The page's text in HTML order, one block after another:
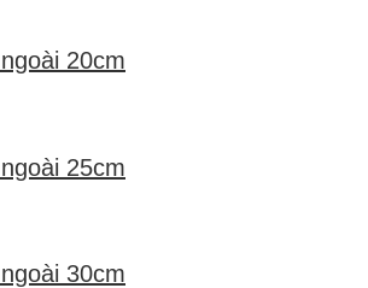
20cm
25cm
30cm